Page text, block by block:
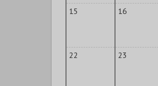
15 16
22 23